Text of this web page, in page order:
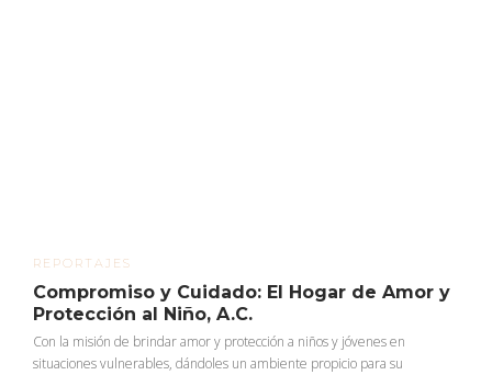
REPORTAJES
Compromiso y Cuidado: El Hogar de Amor y
Protección al Niño, A.C.
Con la misión de brindar amor y protección a niños y jóvenes en
situaciones vulnerables, dándoles un ambiente propicio para su